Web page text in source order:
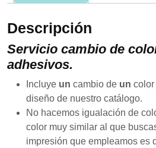
Descripción
Servicio cambio de
adhesivos.
Incluye un cambio de un color
diseño de nuestro catálogo.
No hacemos igualación de
color muy similar al que
impresión que empleamos es
se usa la
Experiencia
Para que
nuestra web
funcione lo
mejor posible
durante tu
visita. Si
rechaza estas
cookies,